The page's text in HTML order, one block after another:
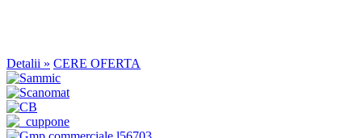
Detalii » CERE OFERTA